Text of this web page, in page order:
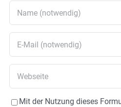
Mit der Nutzung dieses